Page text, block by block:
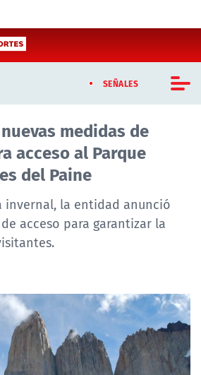
SEÑALES
CHILE medidas de
acceso al Parque
del Paine
invernal, la entidad anunció
acceso para garantizar la